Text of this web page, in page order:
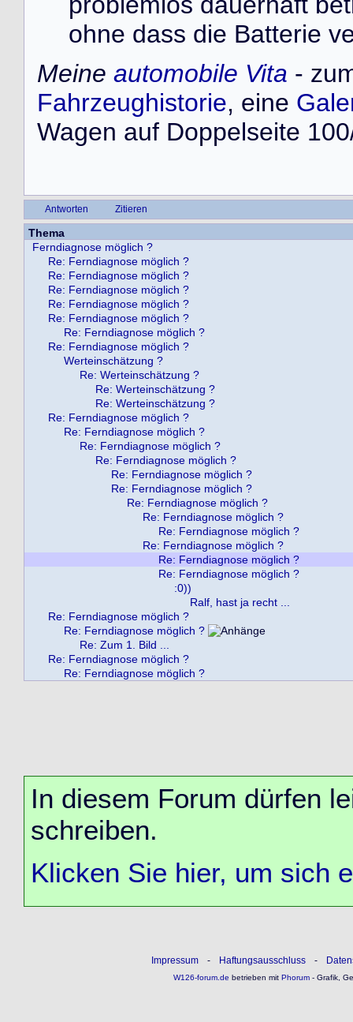
ohne dass die Batterie
Meine automobile Vita -
Fahrzeughistorie, eine
Wagen auf Doppelseite
Antworten Zitieren
Thema
Ferndiagnose möglich ?
Re: Ferndiagnose möglich ?
Re: Ferndiagnose möglich ?
Re: Ferndiagnose möglich ?
Re: Ferndiagnose möglich ?
Re: Ferndiagnose möglich ?
Re: Ferndiagnose möglich ?
Re: Ferndiagnose möglich ?
Werteinschätzung ?
Re: Werteinschätzung ?
Re: Werteinschätzung ?
Re: Werteinschätzung ?
Re: Ferndiagnose möglich ?
Re: Ferndiagnose möglich ?
Re: Ferndiagnose möglich ?
Re: Ferndiagnose möglich ?
Re: Ferndiagnose möglich ?
Re: Ferndiagnose möglich ?
Re: Ferndiagnose möglich ?
Re: Ferndiagnose möglich ?
Re: Ferndiagnose möglich ?
Re: Ferndiagnose möglich ?
Re: Ferndiagnose möglich ?
Re: Ferndiagnose möglich ?
:0))
Ralf, hast ja recht ...
Re: Ferndiagnose möglich ?
Re: Ferndiagnose möglich ?
Re: Zum 1. Bild ...
Re: Ferndiagnose möglich ?
Re: Ferndiagnose möglich ?
In diesem Forum dürfen
schreiben.
Klicken Sie hier, um sich
Impressum - Haftungsausschluss -
W126-forum.de betrieben mitPhorum- Grafik,